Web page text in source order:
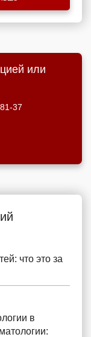
или
37
что это за
в